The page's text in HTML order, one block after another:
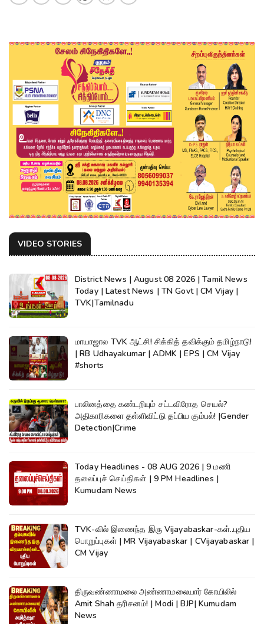
VIDEO STORIES
District News | August 08 2026 | Tamil News
Today | Latest News | TN Govt | CM Vijay |
TVK|Tamilnadu
மாயாஜால TVK ஆட்சி! சிக்கித் தவிக்கும் தமிழ்நாடு!
| RB Udhayakumar | ADMK | EPS | CM Vijay
#shorts
பாலினத்தை கண்டறியும் சட்டவிரோத செயல்?
அதிகாரிகளை தள்ளிவிட்டு தப்பிய கும்பல்! |Gender
Detection|Crime
Today Headlines - 08 AUG 2026 | 9 மணி
தலைப்புச் செய்திகள் | 9 PM Headlines |
Kumudam News
TVK-வில் இணைந்த இரு Vijayabaskar-கள்..புதிய
பொறுப்புகள் | MR Vijayabaskar | CVijayabaskar |
CM Vijay
திருவண்ணாமலை அண்ணாமலையார் கோயிலில்
Amit Shah தரிசனம்! | Modi | BJP| Kumudam
News